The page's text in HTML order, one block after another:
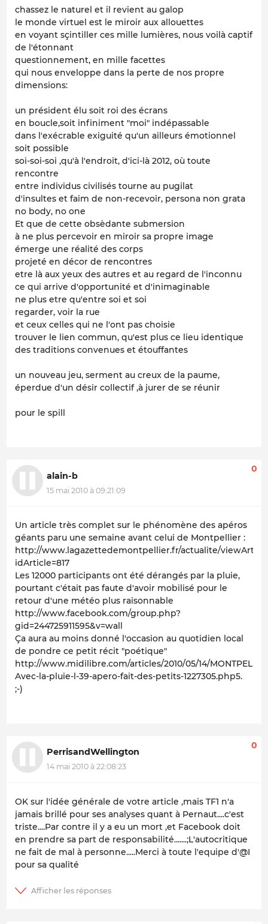
chassez le naturel et il revient au galop
le monde virtuel est le miroir aux allouettes
en voyant sçintiller ces mille lumières, nous voilà captif
de l'étonnant
questionnement, en mille facettes
qui nous enveloppe dans la perte de nos propre
dimensions:
un président élu soit roi des écrans
en boucle,soit infiniment "moi" indépassable
dans l'exécrable exiguité qu'un ailleurs émotionnel
soit possible
soi-soi-soi ,qu'à l'endroit, d'ici-là 2012, où toute
rencontre
entre individus civilisés tourne au pugilat
d'insultes et faim de non-recevoir, persona non grata
no body, no one
Et que de cette obsèdante submersion
à ne plus percevoir en miroir sa propre image
émerge une réalité des corps
projeté en décor de rencontres
etre là aux yeux des autres et au regard de l'inconnu
ce qui arrive d'opportunité et d'inimaginable
ne plus etre qu'entre soi et soi
regarder, voir la rue
et ceux celles qui ne l'ont pas choisie
trouver le lien commun, qu'est plus ce lieu identique
des traditions convenues et étouffantes
un nouveau jeu, serment au creux de la paume,
éperdue d'un désir collectif ,à jurer de se réunir
pour le spill
alain-b
15 mai 2010 à 09:21:09
0
Un article très complet sur le phénomène des apéros
géants paru une semaine avant celui de Montpellier :
http://www.lagazettedemontpellier.fr/actualite/
idArticle=817
Les 12000 participants ont été dérangés par la pluie,
pourtant c'était pas faute d'avoir mobilisé pour le
retour d'une météo plus raisonnable
http://www.facebook.com/group.php?
gid=244725911595&v=wall
Ça aura au moins donné l'occasion au quotidien local
de pondre ce petit récit "poétique"
http://www.midilibre.com/articles/2010/05/14/
Avec-la-pluie-l-39-apero-fait-des-petits-1227305.php5.
;-)
PerrisandWellington
14 mai 2010 à 22:08:23
0
OK sur l'idée générale de votre article ,mais TF1 n'a
jamais brillé pour ses analyses quant à Pernaut....c'est
triste....Par contre il y a eu un mort ,et Facebook doit
en prendre sa part de responsabilité.......;L'autocritique
ne fait de mal à personne.....Merci à toute l'equipe d'@I
pour sa qualité